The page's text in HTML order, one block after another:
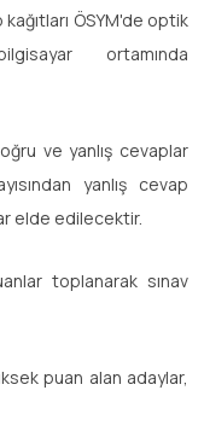
ÖSYM'de optik
ortamında
ve yanlış cevaplar
yanlış cevap
elde edilecektir.
toplanarak sınav
puan alan adaylar,